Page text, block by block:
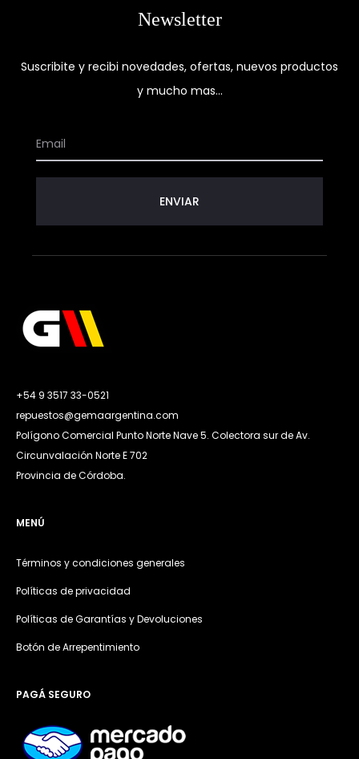
Newsletter
Suscribite y recibi novedades, ofertas, nuevos productos
y mucho mas...
+54 9 3517 33-0521
repuestos@gemaargentina.com
Polígono Comercial Punto Norte Nave 5. Colectora sur de Av.
Circunvalación Norte E 702
Provincia de Córdoba.
MENÚ
Términos y condiciones generales
Políticas de privacidad
Políticas de Garantías y Devoluciones
Botón de Arrepentimiento
PAGÁ SEGURO